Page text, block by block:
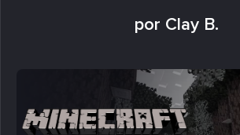
por Clay B.